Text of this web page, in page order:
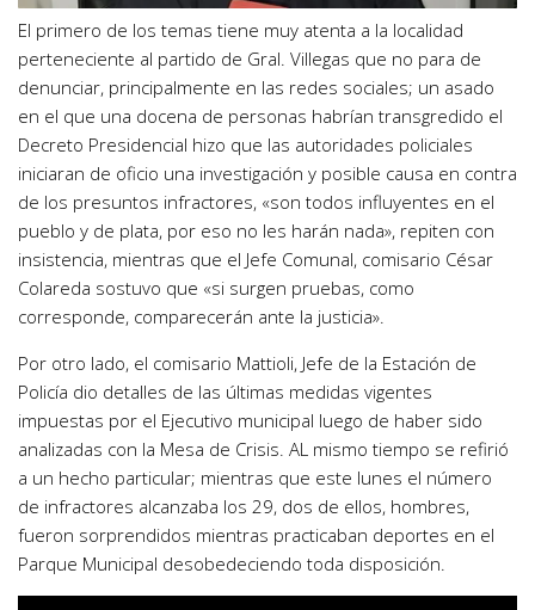
El primero de los temas tiene muy atenta a la localidad
perteneciente al partido de Gral. Villegas que no para de
denunciar, principalmente en las redes sociales; un asado
en el que una docena de personas habrían transgredido el
Decreto Presidencial hizo que las autoridades policiales
iniciaran de oficio una investigación y posible causa en contra
de los presuntos infractores, «son todos influyentes en el
pueblo y de plata, por eso no les harán nada», repiten con
insistencia, mientras que el Jefe Comunal, comisario César
Colareda sostuvo que «si surgen pruebas, como
corresponde, comparecerán ante la justicia».
Por otro lado, el comisario Mattioli, Jefe de la Estación de
Policía dio detalles de las últimas medidas vigentes
impuestas por el Ejecutivo municipal luego de haber sido
analizadas con la Mesa de Crisis. AL mismo tiempo se refirió
a un hecho particular; mientras que este lunes el número
de infractores alcanzaba los 29, dos de ellos, hombres,
fueron sorprendidos mientras practicaban deportes en el
Parque Municipal desobedeciendo toda disposición.